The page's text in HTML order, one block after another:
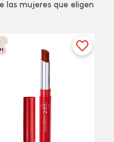
las mujeres que eligen